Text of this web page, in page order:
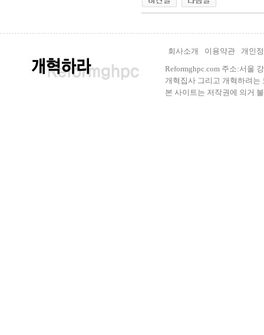
회사소개 이용약관
개인
Reformghpc.com 주소:서울
개혁집사 그리고 개혁하려는
본 사이트는 저작권에 의거